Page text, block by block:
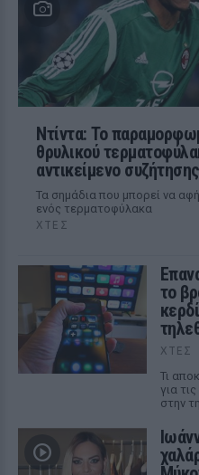
Ντίντα: Το
θρυλικού
αντικείμενο συζήτησης
Τα σημάδια που μπορεί να
ενός τερματοφύλακα
ΧΤΕΣ
το
ΧΤΕΣ
Τι
για
στην